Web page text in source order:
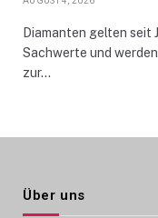
Diamanten gelten seit
Sachwerte und
zur…
Über uns